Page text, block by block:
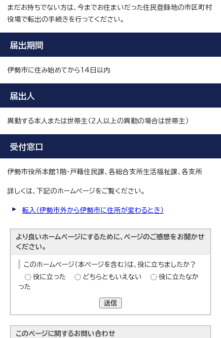
まだお持ちでない方は、今までお住まいだった住民登録地の市区町村
役場で転出の手続きを行ってください。
届出期間
伊勢市に住み始めてから14日以内
届出人
異動する本人または世帯主（2人以上の異動の場合は世帯主）
受付窓口
伊勢市役所本館1階・戸籍住民課、各総合支所生活福祉課、各支所
詳しくは、下記のホームページをご覧ください。
転入（伊勢市外から伊勢市に住所が変わるとき）
より良いホームページにするために、ページのご感想をお聞かせ
ください。
このホームページ（本ページを含む）は、役に立ちましたか？
役に立った
どちらともいえない
役に立たなか
った
送信
このページに関するお問い合わせ